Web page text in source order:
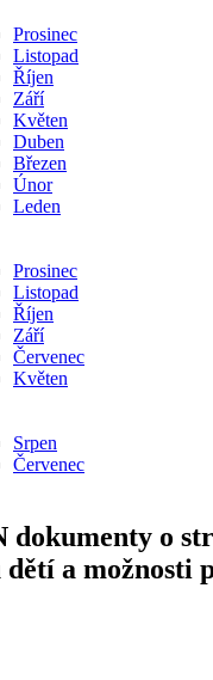
Prosinec
Listopad
Říjen
Září
Květen
Duben
Březen
Únor
Leden
Prosinec
Listopad
Říjen
Září
Červenec
Květen
Srpen
Červenec
dokumenty o
a možnosti